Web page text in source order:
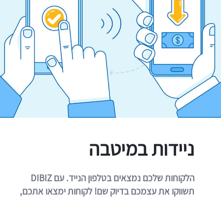
ניידות במיטבה
הלקוחות שלכם נמצאים בטלפון הנייד. עם DIBIZ
תשווקו את עצמכם בדיוק שם! לקוחות ימצאו אתכם,